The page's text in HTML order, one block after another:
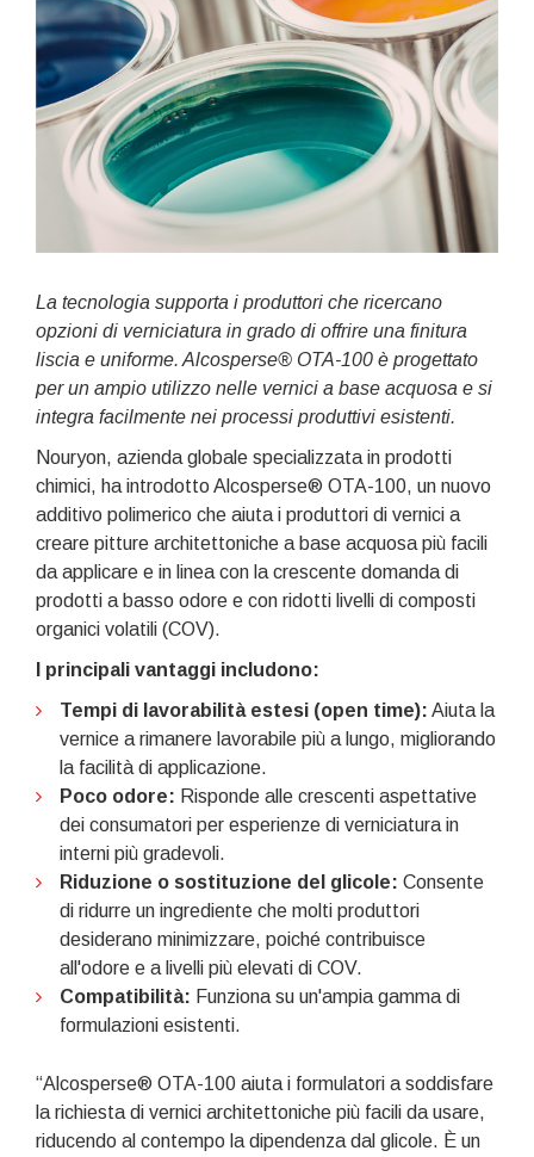
La tecnologia supporta i produttori che ricercano
opzioni di verniciatura in grado di offrire una finitura
liscia e uniforme. Alcosperse® OTA-100 è progettato
per un ampio utilizzo nelle vernici a base acquosa e si
integra facilmente nei processi produttivi esistenti.
Nouryon, azienda globale specializzata in prodotti
chimici, ha introdotto Alcosperse® OTA-100, un nuovo
additivo polimerico che aiuta i produttori di vernici a
creare pitture architettoniche a base acquosa più facili
da applicare e in linea con la crescente domanda di
prodotti a basso odore e con ridotti livelli di composti
organici volatili (COV).
I principali vantaggi includono:
Tempi di lavorabilità estesi (open time): Aiuta la
vernice a rimanere lavorabile più a lungo, migliorando
la facilità di applicazione.
Poco odore: Risponde alle crescenti aspettative
dei consumatori per esperienze di verniciatura in
interni più gradevoli.
Riduzione o sostituzione del glicole: Consente
di ridurre un ingrediente che molti produttori
desiderano minimizzare, poiché contribuisce
all'odore e a livelli più elevati di COV.
Compatibilità: Funziona su un'ampia gamma di
formulazioni esistenti.
“Alcosperse® OTA-100 aiuta i formulatori a soddisfare
la richiesta di vernici architettoniche più facili da usare,
riducendo al contempo la dipendenza dal glicole. È un